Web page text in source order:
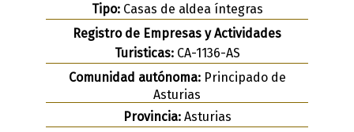
Tipo:Casas de aldea íntegras
Registro de Empresas y Actividades
Turisticas:CA-1136-AS
Comunidad autónoma:Principado de
Asturias
Provincia:Asturias